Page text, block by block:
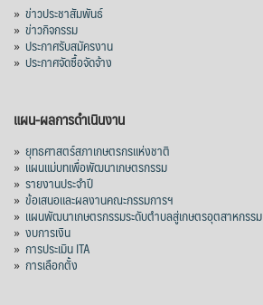
» ข่าวประชาสัมพันธ์
» ข่าวกิจกรรม
» ประกาศรับสมัครงาน
» ประกาศจัดซื้อจัดจ้าง
แผน-ผลการดำเนินงาน
» ยุทธศาสตร์สภาเกษตรกรแห่งชาติ
» แผนแม่บทเพื่อพัฒนาเกษตรกรรม
» รายงานประจำปี
» ข้อเสนอและผลงานคณะกรรมการฯ
» แผนพัฒนาเกษตรกรรมระดับตำบลสู่เกษตรอุตสาหกรรม
» งบการเงิน
» การประเมิน ITA
» การเลือกตั้ง